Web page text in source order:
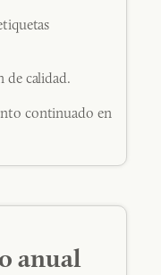
de calidad.
continuado en
anual